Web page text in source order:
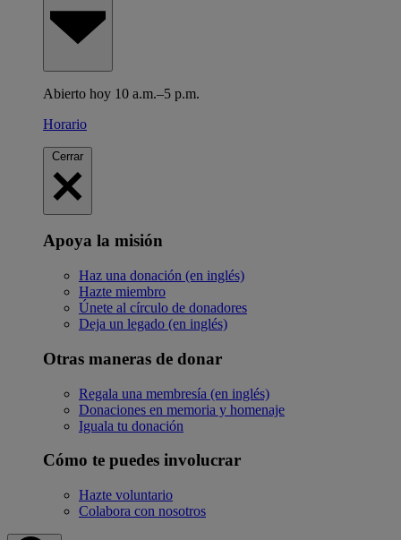
Abierto hoy 10 a.m.–5 p.m.
Horario
Cerrar
Apoya la misión
Haz una donación (en inglés)
Hazte miembro
Únete al círculo de donadores
Deja un legado (en inglés)
Otras maneras de donar
Regala una membresía (en inglés)
Donaciones en memoria y homenaje
Iguala tu donación
Cómo te puedes involucrar
Hazte voluntario
Colabora con nosotros